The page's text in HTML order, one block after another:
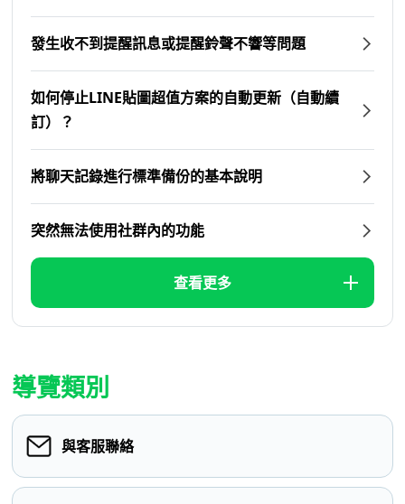
發生收不到提醒訊息或提醒鈴聲不響等問題
如何停止LINE貼圖超值方案的自動更新（自動續
訂）？
將聊天記錄進行標準備份的基本說明
突然無法使用社群內的功能
查看更多
導覽類別
與客服聯絡